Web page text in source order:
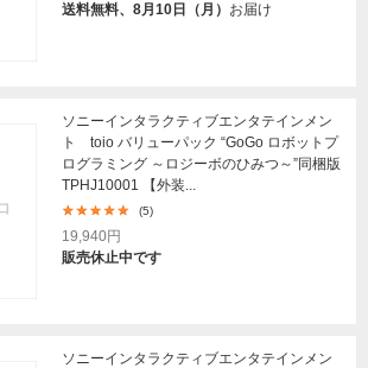
送料無料、8月10日（月） お届け
ソニーインタラクティブエンタテインメン
ト toio バリューパック “GoGo ロボットプ
ログラミング ～ロジーボのひみつ～”同梱版
TPHJ10001 【外装...
(5)
19,940円
販売休止中です
ソニーインタラクティブエンタテインメン